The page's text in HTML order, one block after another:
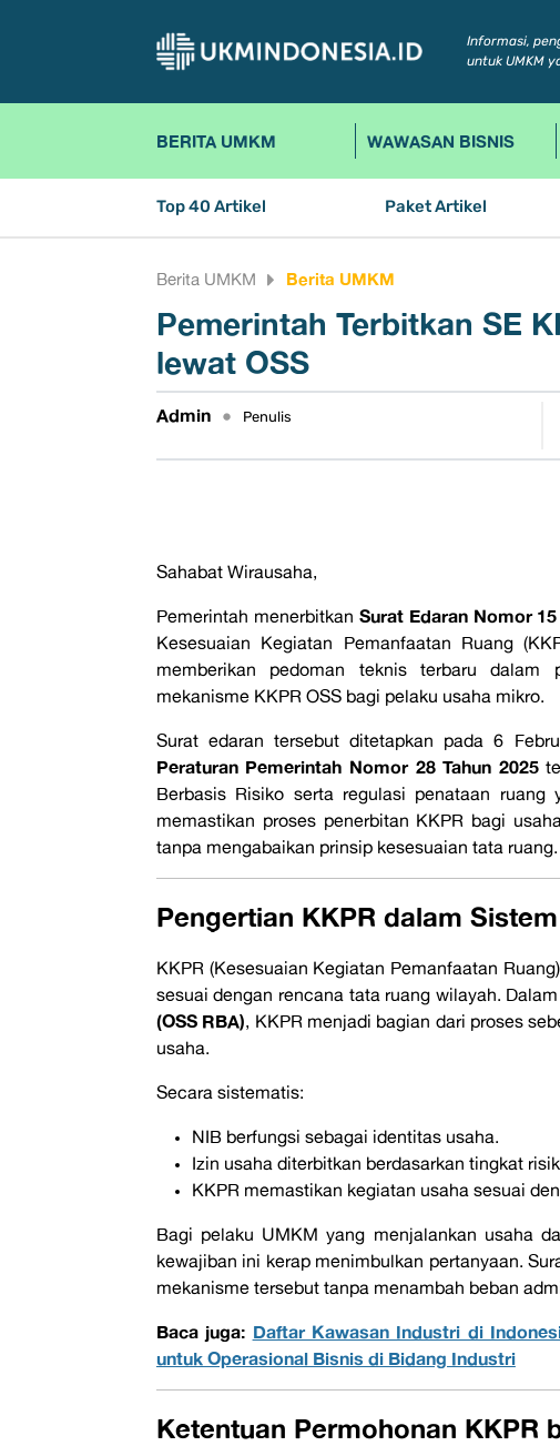
Informasi,
untuk UMKM
BERITA UMKM WAWASAN BISNIS
Top 40 Artikel Paket Artikel
Berita UMKM Berita UMKM
Pemerintah Terbitkan SE
lewat OSS
Admin • Penulis
Sahabat Wirausaha,
Pemerintah menerbitkan Surat Edaran Nomor 15
Kesesuaian Kegiatan Pemanfaatan Ruang
memberikan pedoman teknis terbaru dalam
mekanisme KKPR OSS bagi pelaku usaha mikro.
Surat edaran tersebut ditetapkan pada 6
Peraturan Pemerintah Nomor 28 Tahun 2025
Berbasis Risiko serta regulasi penataan
memastikan proses penerbitan KKPR bagi
tanpa mengabaikan prinsip kesesuaian tata ruang.
Pengertian KKPR dalam
KKPR (Kesesuaian Kegiatan Pemanfaatan
sesuai dengan rencana tata ruang wilayah.
(OSS RBA), KKPR menjadi bagian dari proses
usaha.
Secara sistematis:
NIB berfungsi sebagai identitas usaha.
Izin usaha diterbitkan berdasarkan tingkat
KKPR memastikan kegiatan usaha sesuai
Bagi pelaku UMKM yang menjalankan usaha
kewajiban ini kerap menimbulkan pertanyaan.
mekanisme tersebut tanpa menambah beban
Baca juga: Daftar Kawasan Industri di
untuk Operasional Bisnis di Bidang Industri
Ketentuan Permohonan KKPR